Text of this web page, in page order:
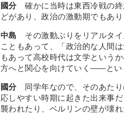
國分確かに当時は東西冷戦の
どがあり、政治の激動期でもあり
中島 その激動ぶりをリアルタ
こともあって、「政治的な人間
もあって高校時代は文学という
方へと関心を向けていく――とい
國分 同学年なので、そのあた
応しやすい時期に起きた出来事
襲われたり、ベルリンの壁が壊